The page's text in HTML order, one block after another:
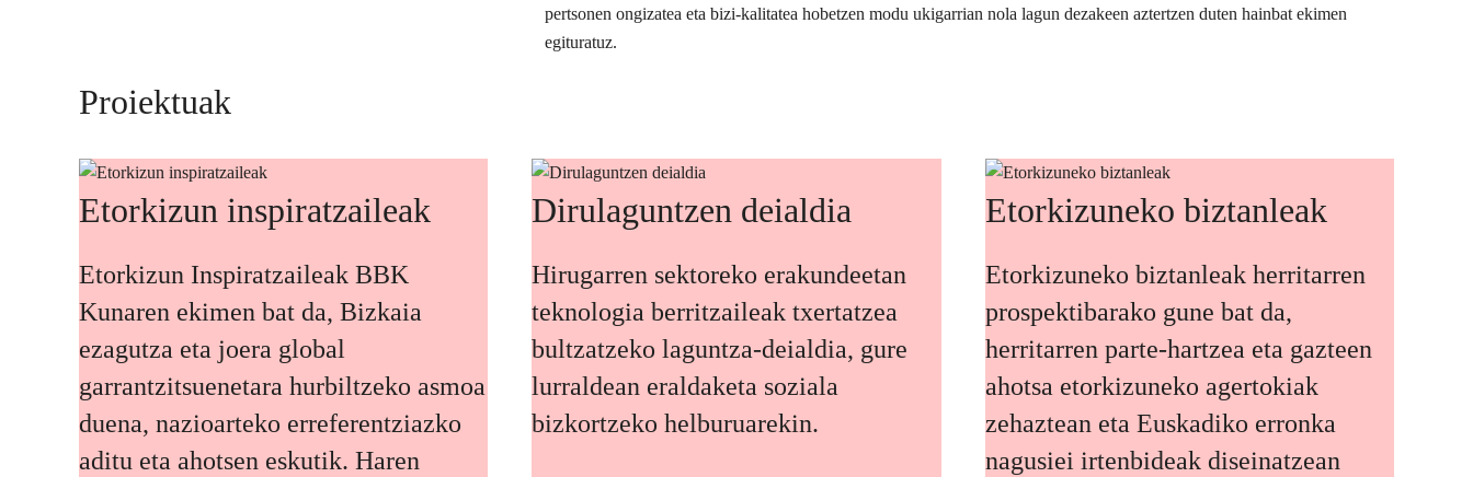
pertsonen ongizatea eta bizi-kalitatea hobetzen modu ukigarrian nola lagun dezakeen aztertzen duten hainbat ekimen
egituratuz.
Proiektuak
Etorkizun inspiratzaileak
Etorkizun Inspiratzaileak BBK
Kunaren ekimen bat da, Bizkaia
ezagutza eta joera global
garrantzitsuenetara hurbiltzeko asmoa
duena, nazioarteko erreferentziazko
aditu eta ahotsen eskutik. Haren
Dirulaguntzen deialdia
Hirugarren sektoreko erakundeetan
teknologia berritzaileak txertatzea
bultzatzeko laguntza-deialdia, gure
lurraldean eraldaketa soziala
bizkortzeko helburuarekin.
Etorkizuneko biztanleak
Etorkizuneko biztanleak herritarren
prospektibarako gune bat da,
herritarren parte-hartzea eta gazteen
ahotsa etorkizuneko agertokiak
zehaztean eta Euskadiko erronka
nagusiei irtenbideak diseinatzean